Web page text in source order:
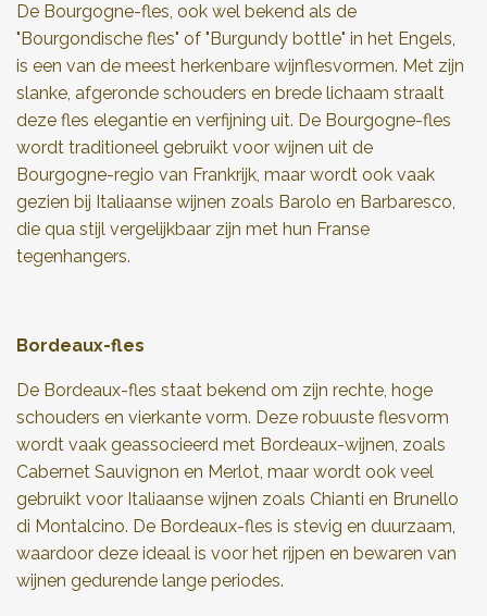
De Bourgogne-fles, ook wel bekend als de
"Bourgondische fles" of "Burgundy bottle" in het Engels,
is een van de meest herkenbare wijnflesvormen. Met zijn
slanke, afgeronde schouders en brede lichaam straalt
deze fles elegantie en verfijning uit. De Bourgogne-fles
wordt traditioneel gebruikt voor wijnen uit de
Bourgogne-regio van Frankrijk, maar wordt ook vaak
gezien bij Italiaanse wijnen zoals Barolo en Barbaresco,
die qua stijl vergelijkbaar zijn met hun Franse
tegenhangers.
Bordeaux-fles
De Bordeaux-fles staat bekend om zijn rechte, hoge
schouders en vierkante vorm. Deze robuuste flesvorm
wordt vaak geassocieerd met Bordeaux-wijnen, zoals
Cabernet Sauvignon en Merlot, maar wordt ook veel
gebruikt voor Italiaanse wijnen zoals Chianti en Brunello
di Montalcino. De Bordeaux-fles is stevig en duurzaam,
waardoor deze ideaal is voor het rijpen en bewaren van
wijnen gedurende lange periodes.